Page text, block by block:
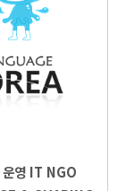
영 IT NGO